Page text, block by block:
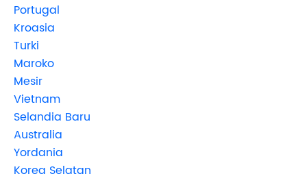
Portugal
Kroasia
Turki
Maroko
Mesir
Vietnam
Selandia Baru
Australia
Yordania